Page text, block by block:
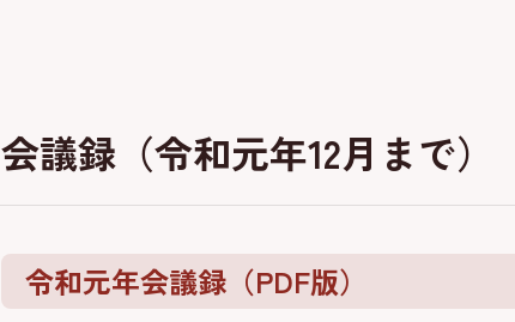
会議録（令和元年12月まで）
令和元年会議録（PDF版）